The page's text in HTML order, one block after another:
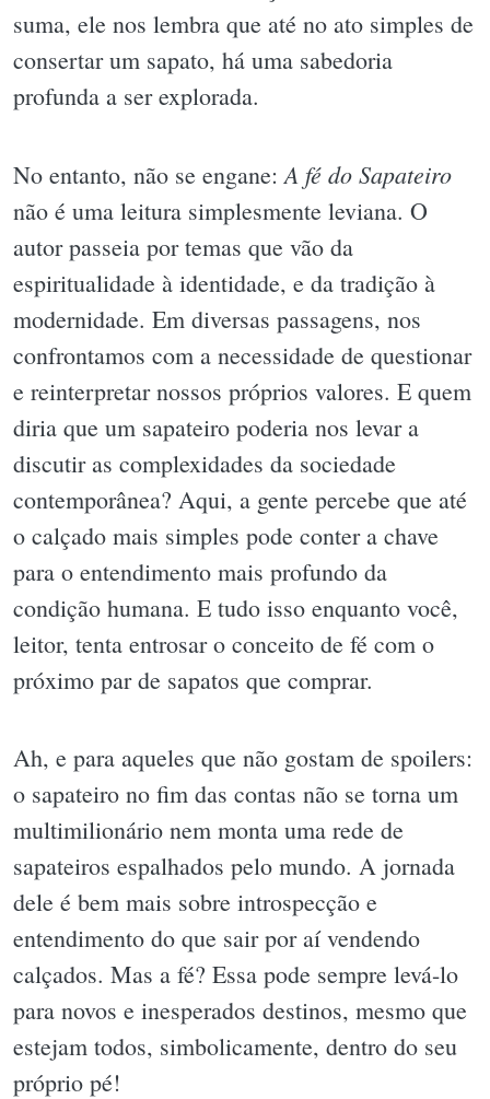
suma, ele nos lembra que até no ato simples de
consertar um sapato, há uma sabedoria
profunda a ser explorada.
No entanto, não se engane: A fé do Sapateiro
não é uma leitura simplesmente leviana. O
autor passeia por temas que vão da
espiritualidade à identidade, e da tradição à
modernidade. Em diversas passagens, nos
confrontamos com a necessidade de questionar
e reinterpretar nossos próprios valores. E quem
diria que um sapateiro poderia nos levar a
discutir as complexidades da sociedade
contemporânea? Aqui, a gente percebe que até
o calçado mais simples pode conter a chave
para o entendimento mais profundo da
condição humana. E tudo isso enquanto você,
leitor, tenta entrosar o conceito de fé com o
próximo par de sapatos que comprar.
Ah, e para aqueles que não gostam de spoilers:
o sapateiro no fim das contas não se torna um
multimilionário nem monta uma rede de
sapateiros espalhados pelo mundo. A jornada
dele é bem mais sobre introspecção e
entendimento do que sair por aí vendendo
calçados. Mas a fé? Essa pode sempre levá-lo
para novos e inesperados destinos, mesmo que
estejam todos, simbolicamente, dentro do seu
próprio pé!